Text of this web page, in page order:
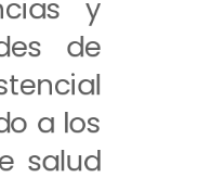
y
de
a los
salud